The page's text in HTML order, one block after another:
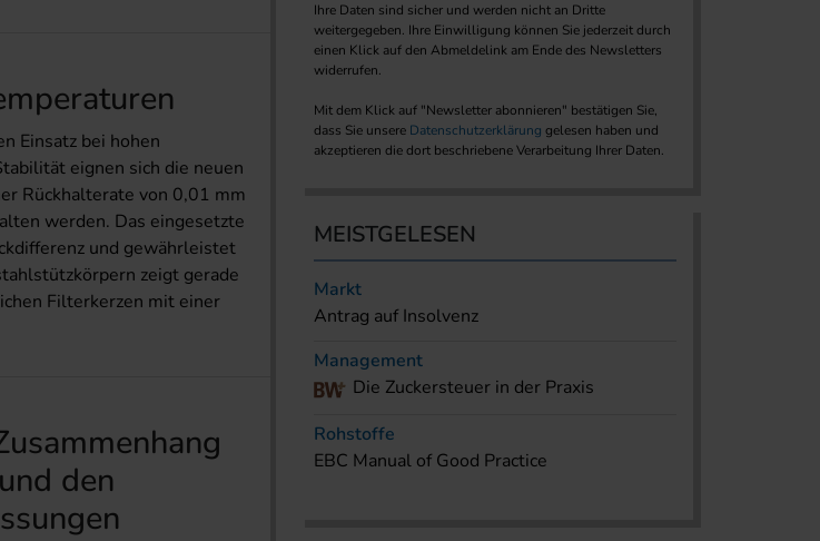
Einsatz bei hohen
eignen sich die neuen
Rückhalterate von 0,01 mm
werden. Das eingesetzte
und gewährleistet
zeigt gerade
Filterkerzen mit einer
den
Ihre Daten sind sicher und werden nicht an Dritte
weitergegeben. Ihre Einwilligung können Sie jederzeit durch
einen Klick auf den Abmeldelink am Ende des Newsletters
widerrufen.
Mit dem Klick auf "Newsletter abonnieren" bestätigen Sie,
dass Sie unsere Datenschutzerklärung gelesen haben und
akzeptieren die dort beschriebene Verarbeitung Ihrer Daten.
MEISTGELESEN
Markt
Antrag auf Insolvenz
Management
Die Zuckersteuer in der Praxis
Rohstoffe
EBC Manual of Good Practice